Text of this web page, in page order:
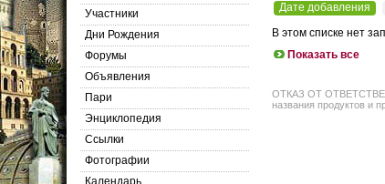
Участники
Дни Рождения
Форумы
Объявления
Пари
Энциклопедия
Cсылки
Фотографии
Календарь
Дате добавления
В этом списке нет
Показать все
ОТКАЗ ОТ
названия продуктов и